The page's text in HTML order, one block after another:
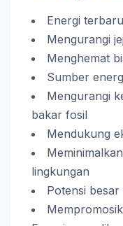
Energi
Mengurangi
Menghemat
Sumber
Mengurangi
bakar fosil
Mendukung
lingkungan
Potensi besar